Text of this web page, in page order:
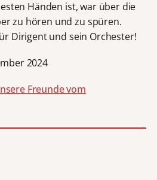
Händen ist, war über die
zu hören und zu spüren.
Dirigent und sein Orchester!
2024
Freunde vom